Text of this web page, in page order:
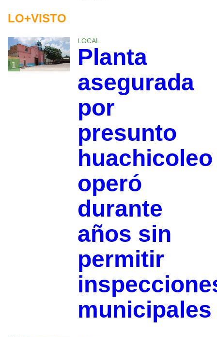
LO+VISTO
1
LOCAL
Planta
asegurada
por
presunto
huachicoleo
operó
durante
años sin
permitir
municipales